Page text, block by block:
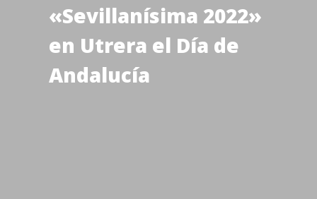
«Sevillanísima 2022»
en Utrera el Día de
Andalucía